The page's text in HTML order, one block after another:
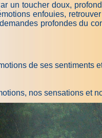
toucher doux,
enfouies,
profondes du
de ses sentiments
nos sensations et